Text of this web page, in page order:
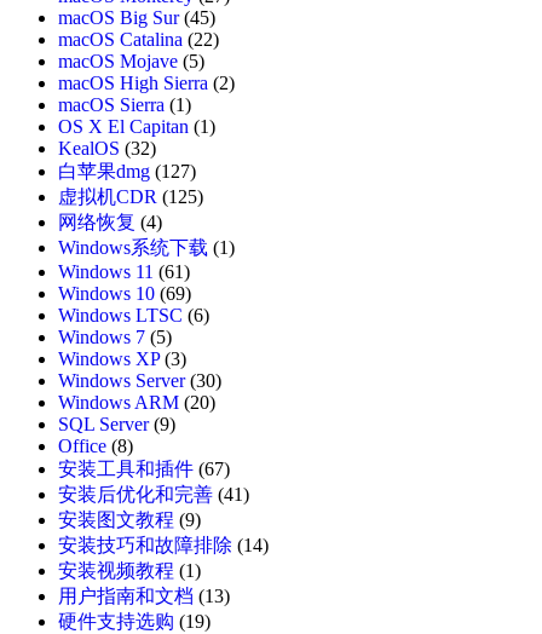
macOS Big Sur(45)
macOS Catalina (22)
macOS Mojave (5)
macOS High Sierra (2)
macOS Sierra (1)
OS X El Capitan (1)
KealOS (32)
白苹果dmg (127)
虚拟机CDR (125)
网络恢复 (4)
Windows系统下载 (1)
Windows 11 (61)
Windows 10 (69)
Windows LTSC (6)
Windows 7 (5)
Windows XP(3)
Windows Server(30)
Windows ARM (20)
SQL Server(9)
Office (8)
安装工具和插件 (67)
安装后优化和完善 (41)
安装图文教程 (9)
安装技巧和故障排除 (14)
安装视频教程 (1)
用户指南和文档 (13)
硬件支持选购 (19)